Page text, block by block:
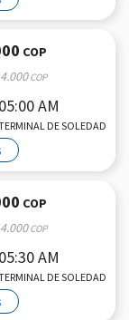
05:00 AM
DE SOLEDAD
COP
COP
05:30 AM
DE SOLEDAD
COP
COP